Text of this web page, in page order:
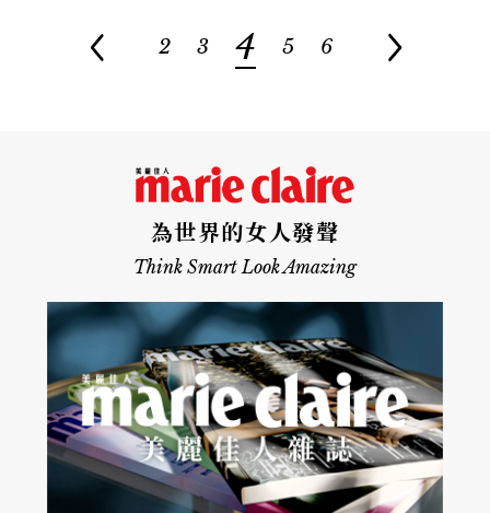
2 3 4 5 6
為世界的女人發聲
Think Smart Look Amazing